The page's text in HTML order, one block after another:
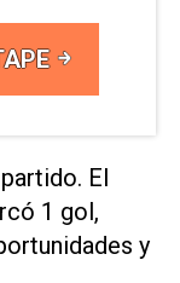
El
1 gol,
y